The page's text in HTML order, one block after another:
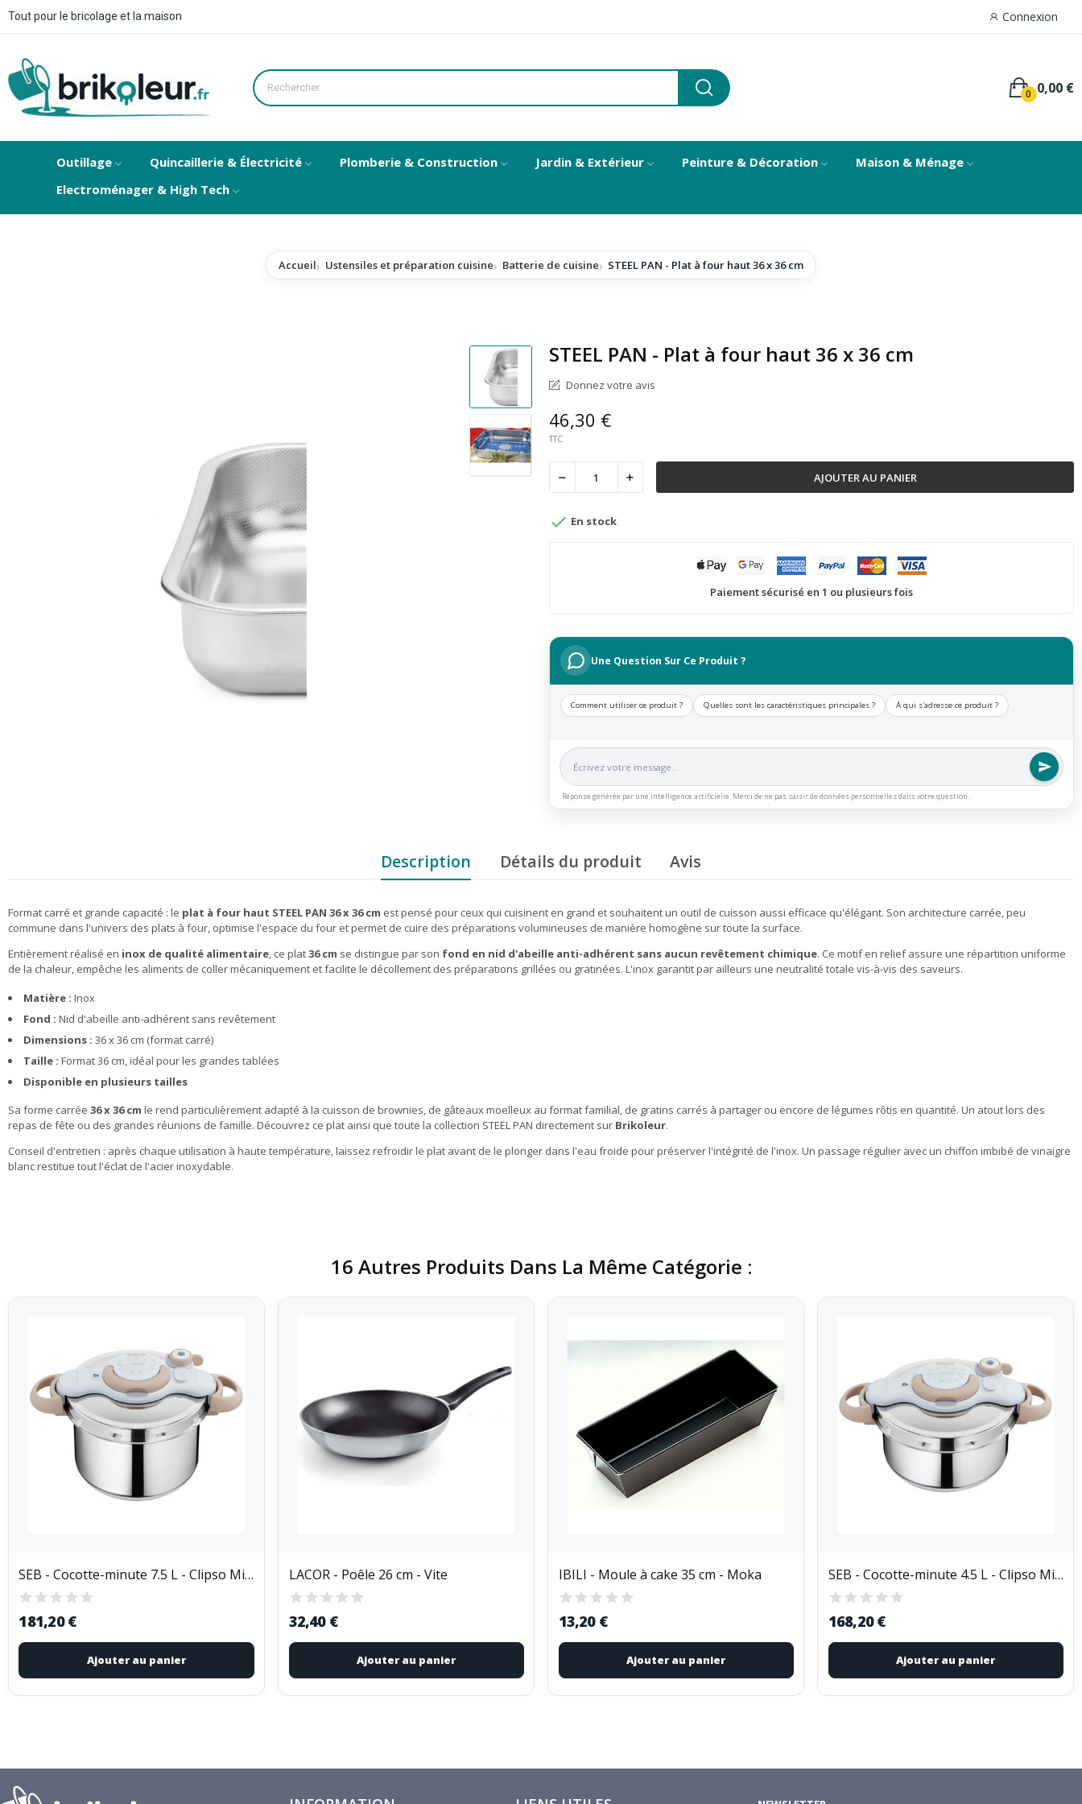
Tout pour le bricolage et la maison Connexion
0,00 €
0
Outillage Quincaillerie & Électricité Plomberie & Construction Jardin & Extérieur Peinture & Décoration
Maison & Ménage
Electroménager & High Tech
Accueil Ustensiles et préparation cuisine Batterie de cuisine STEEL PAN - Plat à four haut 36 x 36 cm
STEEL PAN - Plat à four haut 36 x 36 cm
Donnez votre avis
46,30 €
TTC
AJOUTER AU PANIER
 En stock
Paiement sécurisé en 1 ou plusieurs fois
Une Question Sur Ce Produit ?
Comment utiliser ce produit ? Quelles sont les caractéristiques principales ? À qui s'adresse ce produit ?
Réponse générée par une intelligence artificielle. Merci de ne pas saisir de données personnelles dans votre question.
Description Détails du produit Avis
Format carré et grande capacité : le plat à four haut STEEL PAN 36 x 36 cm est pensé pour ceux qui cuisinent en grand et souhaitent un outil de cuisson aussi efficace qu'élégant. Son architecture carrée, peu
commune dans l'univers des plats à four, optimise l'espace du four et permet de cuire des préparations volumineuses de manière homogène sur toute la surface.
Entièrement réalisé en inox de qualité alimentaire, ce plat36 cm se distingue par son fond en nid d'abeille anti-adhérent sans aucun revêtement chimique. Ce motif en relief assure une répartition uniforme
de la chaleur, empêche les aliments de coller mécaniquement et facilite le décollement des préparations grillées ou gratinées. L'inox garantit par ailleurs une neutralité totale vis-à-vis des saveurs.
Matière : Inox
Fond : Nid d'abeille anti-adhérent sans revêtement
Dimensions : 36 x 36 cm (format carré)
Taille : Format 36 cm, idéal pour les grandes tablées
Disponible en plusieurs tailles
Sa forme carrée 36 x 36 cm le rend particulièrement adapté à la cuisson de brownies, de gâteaux moelleux au format familial, de gratins carrés à partager ou encore de légumes rôtis en quantité. Un atout lors des
repas de fête ou des grandes réunions de famille. Découvrez ce plat ainsi que toute la collection STEEL PAN directement sur Brikoleur.
Conseil d'entretien : après chaque utilisation à haute température, laissez refroidir le plat avant de le plonger dans l'eau froide pour préserver l'intégrité de l'inox. Un passage régulier avec un chiffon imbibé de vinaigre
blanc restitue tout l'éclat de l'acier inoxydable.
16 Autres Produits Dans La Même Catégorie :
SEB - Cocotte-minute 7.5 L - Clipso Minut Eco...
181,20 €
Ajouter au panier
LACOR - Poêle 26 cm - Vite
32,40 €
Ajouter au panier
IBILI - Moule à cake 35 cm - Moka
13,20 €
Ajouter au panier
SEB - Cocotte-minute 4.5 L - Clipso Minut Eco...
168,20 €
Ajouter au panier